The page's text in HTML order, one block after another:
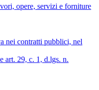
opere, servizi e forniture
nei contratti pubblici, nel
art. 29, c. 1, d.lgs. n.